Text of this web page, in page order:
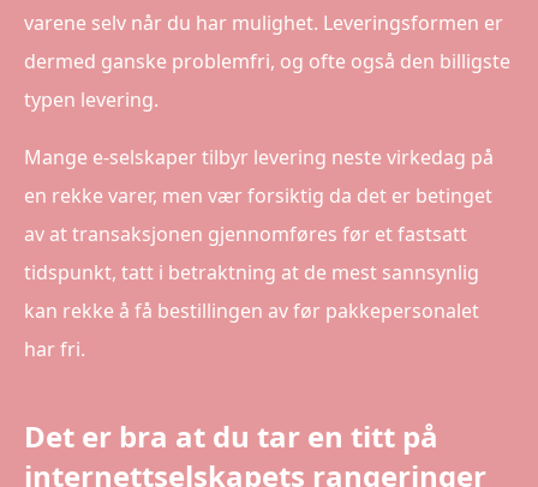
varene selv når du har mulighet. Leveringsformen er
dermed ganske problemfri, og ofte også den billigste
typen levering.
Mange e-selskaper tilbyr levering neste virkedag på
en rekke varer, men vær forsiktig da det er betinget
av at transaksjonen gjennomføres før et fastsatt
tidspunkt, tatt i betraktning at de mest sannsynlig
kan rekke å få bestillingen av før pakkepersonalet
har fri.
Det er bra at du tar en titt på
internettselskapets rangeringer